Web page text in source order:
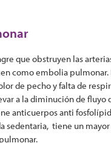
que obstruyen las
como embolia pulmonar.
de pecho y falta de
a la diminución de fluyo
anticuerpos anti
sedentaria, tiene un